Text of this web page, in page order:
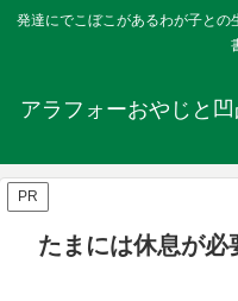
発達にでこぼこがあるわが子との
アラフォーおやじと
PR
たまには休息が必